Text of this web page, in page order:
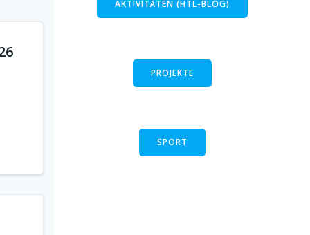
AKTIVITÄTEN (HTL-BLOG)
PROJEKTE
SPORT